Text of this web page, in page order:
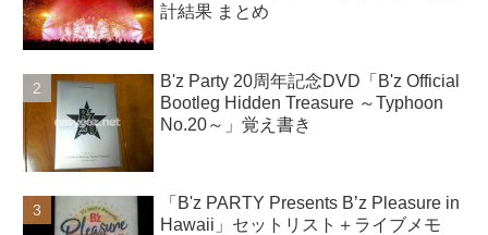
計結果 まとめ
B'z Party 20周年記念DVD「B'z Official
Bootleg Hidden Treasure ～Typhoon
No.20～」覚え書き
「B'z PARTY Presents B’z Pleasure in
Hawaii」セットリスト＋ライブメモ